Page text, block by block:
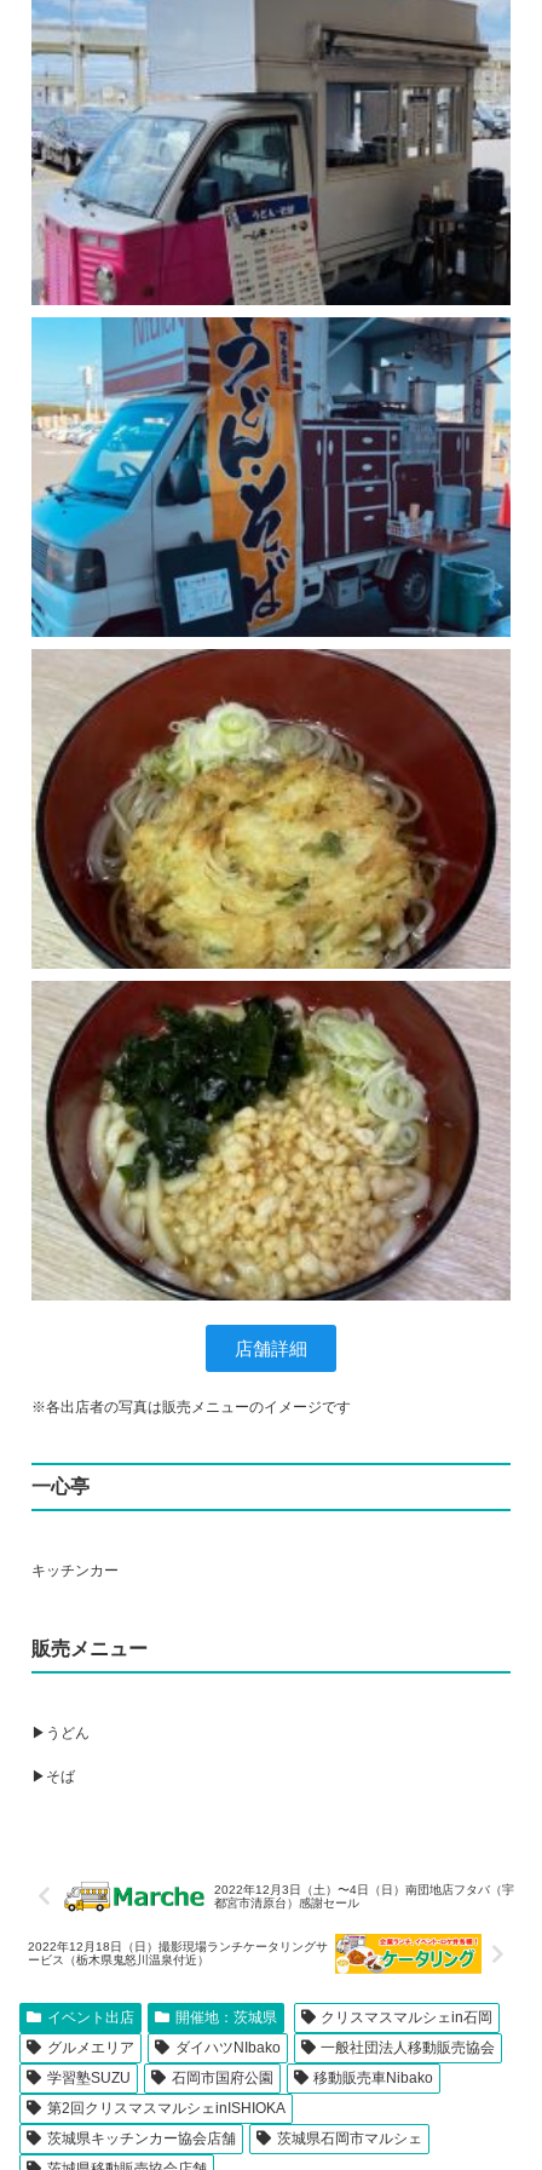
店舗詳細
※各出店者の写真は販売メニューのイメージです
一心亭
キッチンカー
販売メニュー
▶うどん
▶そば
2022年12月3日（土）〜4日（日）南団地店フタバ（宇
都宮市清原台）感謝セール
2022年12月18日（日）撮影現場ランチケータリングサ
ービス（栃木県鬼怒川温泉付近）
イベント出店 開催地：茨城県
クリスマスマルシェin石岡
グルメエリア
ダイハツNIbako
一般社団法人移動販売協会
学習塾SUZU
石岡市国府公園
移動販売車Nibako
第2回クリスマスマルシェinISHIOKA
茨城県キッチンカー協会店舗
茨城県石岡市マルシェ